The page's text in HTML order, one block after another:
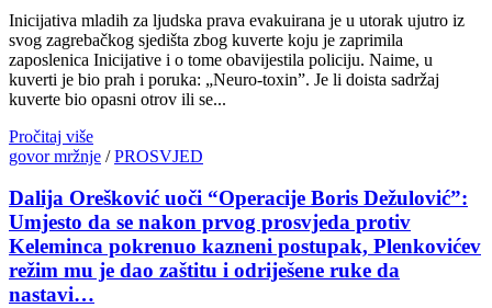
Inicijativa mladih za ljudska prava evakuirana je u utorak ujutro iz
svog zagrebačkog sjedišta zbog kuverte koju je zaprimila
zaposlenica Inicijative i o tome obavijestila policiju. Naime, u
kuverti je bio prah i poruka: „Neuro-toxin”. Je li doista sadržaj
kuverte bio opasni otrov ili se...
Pročitaj više
govor mržnje /PROSVJED
Dalija Orešković uoči “Operacije Boris Dežulović”:
Umjesto da se nakon prvog prosvjeda protiv
Keleminca pokrenuo kazneni postupak, Plenkovićev
režim mu je dao zaštitu i odriješene ruke da
nastavi…